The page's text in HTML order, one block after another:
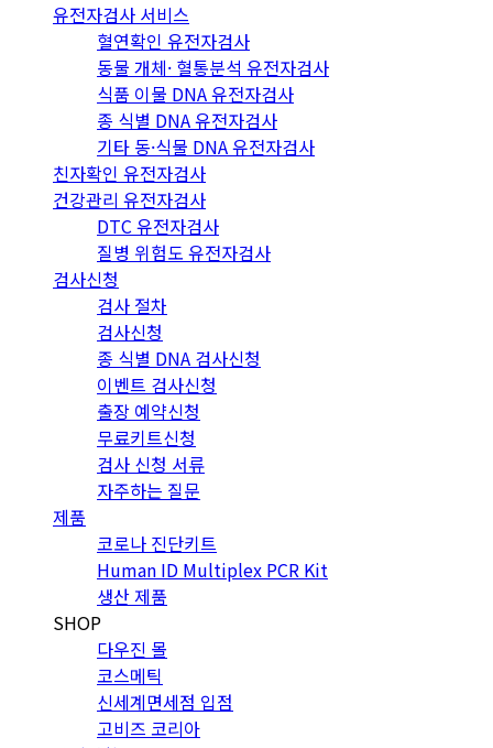
유전자검사 서비스
혈연확인 유전자검사
동물 개체· 혈통분석 유전자검사
식품 이물 DNA 유전자검사
종 식별 DNA 유전자검사
기타 동·식물 DNA 유전자검사
친자확인 유전자검사
건강관리 유전자검사
DTC 유전자검사
질병 위험도 유전자검사
검사신청
검사 절차
검사신청
종 식별 DNA 검사신청
이벤트 검사신청
출장 예약신청
무료키트신청
검사 신청 서류
자주하는 질문
제품
코로나 진단키트
Human ID Multiplex PCR Kit
생산 제품
SHOP
다우진 몰
코스메틱
신세계면세점 입점
고비즈 코리아